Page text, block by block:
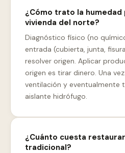
¿Cómo trato la
vivienda del norte?
Diagnóstico físico (no
entrada (cubierta, junta,
resolver origen. Aplicar
origen es tirar dinero. Una
ventilación y eventualmente
aislante hidrófugo.
¿Cuánto cuesta
tradicional?